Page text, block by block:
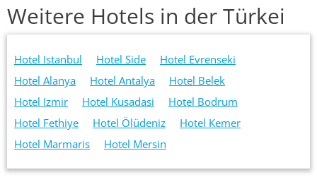
Weitere Hotels in der Türkei
Hotel Istanbul Hotel Side
Hotel Evrenseki
Hotel Alanya
Hotel Antalya
Hotel Belek
Hotel Izmir
Hotel Kusadasi
Hotel Bodrum
Hotel Fethiye
Hotel Ölüdeniz
Hotel Kemer
Hotel Marmaris
Hotel Mersin